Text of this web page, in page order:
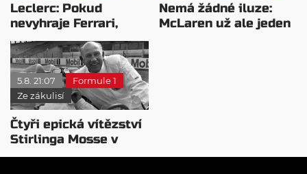
Leclerc: Pokud
nevyhraje Ferrari,
přeji titul
Antonellimu
Nemá žádné iluze:
McLaren už ale jeden
5.8. 21:07
Formule 1
Ze zákulisí
Čtyři epická vítězství
Stirlinga Mosse v
motorsportu